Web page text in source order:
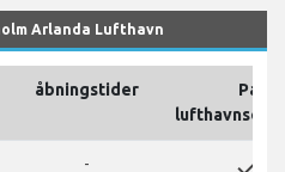
Arlanda Lufthavn
åbningstider
På
-